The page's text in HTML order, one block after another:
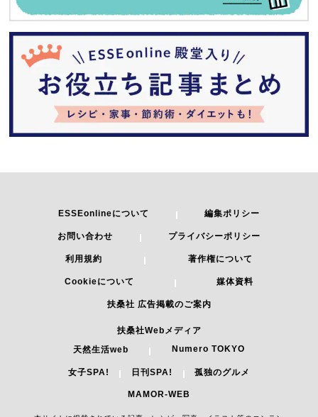
ESSEonlineについて 編集ポリシー
お問い合わせ プライバシーポリシー
利用規約 著作権について
Cookieについて 媒体資料
扶桑社 広告掲載のご案内
扶桑社Webメディア
天然生活web
Numero TOKYO
女子SPA! 日刊SPA! 孤独のグルメ
MAMOR-WEB